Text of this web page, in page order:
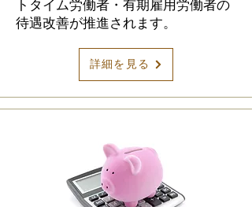
トタイム労働者・有期雇用労働者の
待遇改善が推進されます。
詳細を見る